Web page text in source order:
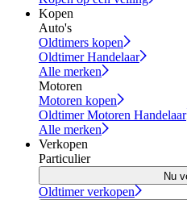
Kopen
Auto's
Oldtimers kopen
Oldtimer Handelaar
Alle merken
Motoren
Motoren kopen
Oldtimer Motoren Handelaar
Alle merken
Verkopen
Particulier
Nu
Oldtimer verkopen